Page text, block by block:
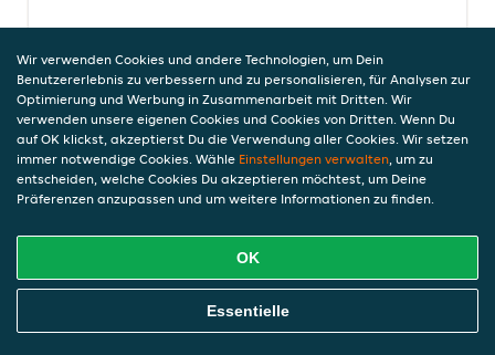
Putenbrust mit Cashews und
Gemüse
knackig gebraten mit gerösteten Cashews
10,00 €
inkl. Pfand (0,00 €)
Putenbrust mit Erdnusssauce
zart gebraten und saftig zubereitet
10,00 €
Online Essen Bestellen
Wir verwenden Cookies und andere Technologien, um Dein
Benutzererlebnis zu verbessern und zu personalisieren, für Analysen zur
Optimierung und Werbung in Zusammenarbeit mit Dritten. Wir
verwenden unsere eigenen Cookies und Cookies von Dritten. Wenn Du
auf OK klickst, akzeptierst Du die Verwendung aller Cookies. Wir setzen
immer notwendige Cookies. Wähle Einstellungen verwalten, um zu
entscheiden, welche Cookies Du akzeptieren möchtest, um Deine
Präferenzen anzupassen und um weitere Informationen zu finden.
OK
Essentielle